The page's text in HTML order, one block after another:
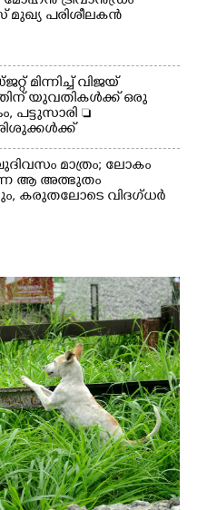
പരിശീലകൻ
മിന്നിച്ച് വിജയ്
യുവതികൾക്ക് ഒരു
പട്ടുസാരി 
 വിദ്യാർത്ഥികൾക്ക്
മാത്രം; ലോകം
ആ അത്ഭുതം
കരുതലോടെ വിദഗ്ധർ